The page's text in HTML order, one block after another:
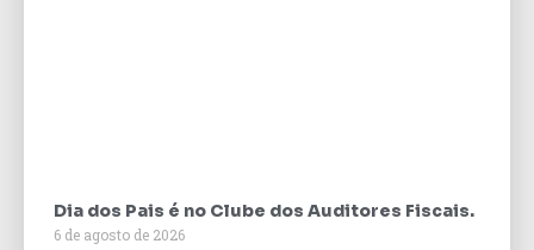
Dia dos Pais é no Clube dos Auditores Fiscais.
6 de agosto de 2026